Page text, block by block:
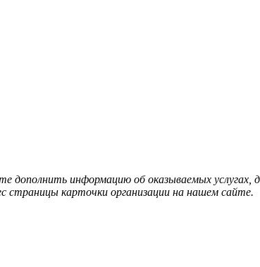
дополнить информацию об оказываемых
страницы карточки организации на нашем сайте.